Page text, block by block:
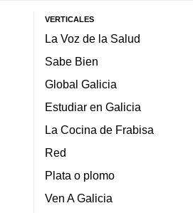
VERTICALES
La Voz de la Salud
Sabe Bien
Global Galicia
Estudiar en Galicia
La Cocina de Frabisa
Red
Plata o plomo
Ven A Galicia